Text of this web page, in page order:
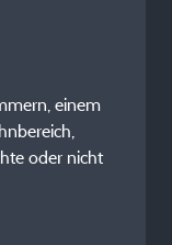
einem
oder nicht